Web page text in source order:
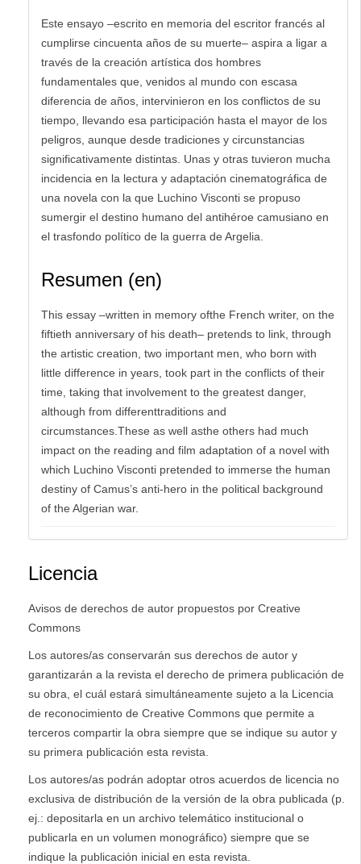
Este ensayo –escrito en memoria del escritor francés al
cumplirse cincuenta años de su muerte– aspira a ligar a
través de la creación artística dos hombres
fundamentales que, venidos al mundo con escasa
diferencia de años, intervinieron en los conflictos de su
tiempo, llevando esa participación hasta el mayor de los
peligros, aunque desde tradiciones y circunstancias
significativamente distintas. Unas y otras tuvieron mucha
incidencia en la lectura y adaptación cinematográfica de
una novela con la que Luchino Visconti se propuso
sumergir el destino humano del antihéroe camusiano en
el trasfondo político de la guerra de Argelia.
Resumen (en)
This essay –written in memory ofthe French writer, on the
fiftieth anniversary of his death– pretends to link, through
the artistic creation, two important men, who born with
little difference in years, took part in the conflicts of their
time, taking that involvement to the greatest danger,
although from differenttraditions and
circumstances.These as well asthe others had much
impact on the reading and film adaptation of a novel with
which Luchino Visconti pretended to immerse the human
destiny of Camus’s anti-hero in the political background
of the Algerian war.
Licencia
Avisos de derechos de autor propuestos por Creative
Commons
Los autores/as conservarán sus derechos de autor y
garantizarán a la revista el derecho de primera publicación de
su obra, el cuál estará simultáneamente sujeto a la Licencia
de reconocimiento de Creative Commons que permite a
terceros compartir la obra siempre que se indique su autor y
su primera publicación esta revista.
Los autores/as podrán adoptar otros acuerdos de licencia no
exclusiva de distribución de la versión de la obra publicada (p.
ej.: depositarla en un archivo telemático institucional o
publicarla en un volumen monográfico) siempre que se
indique la publicación inicial en esta revista.